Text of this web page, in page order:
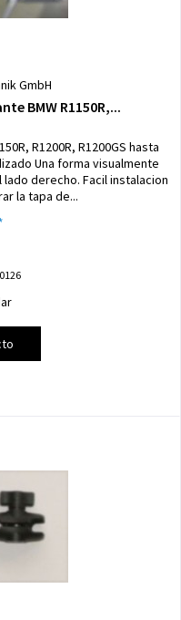
GmbH
BMW R1150R,...
R1200R, R1200GS hasta
Una forma visualmente
derecho. Facil instalacion
la tapa de...